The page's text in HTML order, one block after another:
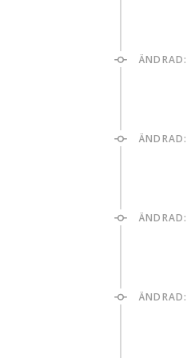
ÄNDRAD:
ÄNDRAD:
ÄNDRAD:
ÄNDRAD: